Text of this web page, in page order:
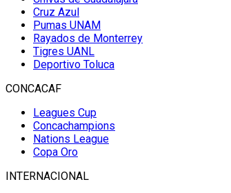
Cruz Azul
Pumas UNAM
Rayados de Monterrey
Tigres UANL
Deportivo Toluca
CONCACAF
Leagues Cup
Concachampions
Nations League
Copa Oro
INTERNACIONAL